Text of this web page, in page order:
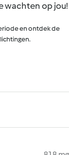
wachten op jou!
en ontdek de